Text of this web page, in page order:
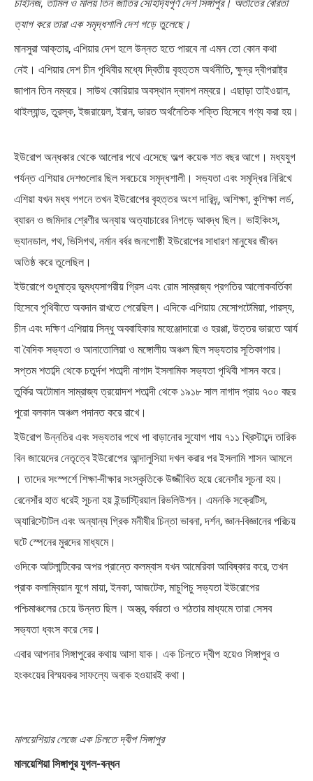
ব্রাজিল ও আর্জেন্টিনার কালো অধ্যায়:…
পৃথিবীতে বর্তমানে মোট দেশের সংখ্যা…
এশিয়ান সেঞ্চুরির দ্বৈরথ: চীন-ভারতের
বৈশ্বিক…
চাইনিজ, তামিল ও মালয় তিন জাতির সৌহার্দ্যপূর্ণ দেশ সিঙ্গাপুর। অতীতের বৈরিতা
ত্যাগ করে তারা এক সমৃদ্ধশালি দেশ গড়ে তুলেছে।
মানসুরা আক্তার, এশিয়ার দেশ হলে উন্নত হতে পারবে না এমন তো কোন কথা
নেই। এশিয়ার দেশ চীন পৃথিবীর মধ্যে দ্বিতীয় বৃহত্তম অর্থনীতি, ক্ষুদ্র দ্বীপরাষ্ট্র
জাপান তিন নম্বরে। সাউথ কোরিয়ার অবস্থান দ্বাদশ নম্বরে। এছাড়া তাইওয়ান,
থাইল্যান্ড, তুরস্ক, ইজরায়েল, ইরান, ভারত অর্থনৈতিক শক্তি হিসেবে গণ্য করা হয়।
ইউরোপ অন্ধকার থেকে আলোর পথে এসেছে অল্প কয়েক শত বছর আগে। মধ্যযুগ
পর্যন্ত এশিয়ার দেশগুলোর ছিল সবচেয়ে সমৃদ্ধশালী। সভ্যতা এবং সমৃদ্ধির নিরিখে
এশিয়া যখন মধ্য গগনে তখন ইউরোপের বৃহত্তর অংশ দারিদ্র্, অশিক্ষা, কুশিক্ষা লর্ড,
ব্যারন ও‌ জমিদার শ্রেণীর অন্যায় অত্যাচারের নিগড়ে আবদ্ধ ছিল। ভাইকিংস,
ভ্যানডাল, গথ, ভিসিগথ, নর্মান বর্বর জনগোষ্ঠী ইউরোপের সাধারণ মানুষের জীবন
অতিষ্ঠ করে তুলেছিল।
ইউরোপে শুধুমাত্র ভূমধ্যসাগরীয় গ্রিস এবং রোম সাম্রাজ্য প্রগতির আলোকবর্তিকা
হিসেবে পৃথিবীতে অবদান রাখতে পেরেছিল। এদিকে এশিয়ায় মেসোপটেমিয়া, পারস্য,
চীন এবং দক্ষিণ এশিয়ায় সিন্ধু অববাহিকার মহেঞ্জোদারো ও হরপ্পা, উত্তর ভারতে আর্য
বা বৈদিক সভ্যতা ও আনাতোলিয়া ও মঙ্গোলীয় অঞ্চল ছিল সভ্যতার সূতিকাগার।
সপ্তম শতাব্দি থেকে চতুর্দশ শতাব্দী নাগাদ ইসলামিক সভ্যতা পৃথিবী শাসন করে।
তুর্কির অটোমান সাম্রাজ্য ত্রয়োদশ শতাব্দী থেকে ১৯১৮ সাল নাগাদ প্রায় ৭০০ বছর
পুরো বলকান অঞ্চল পদানত করে রাখে।
ইউরোপ উন্নতির এবং সভ্যতার পথে পা বাড়ানোর সুযোগ পায় ৭১১ খ্রিস্টাব্দে তারিক
বিন জায়েদের নেতৃত্বে ইউরোপের আন্দালুসিয়া দখল করার পর ইসলামি শাসন আমলে
। তাদের সংস্পর্শে শিক্ষা-দীক্ষার সংস্কৃতিকে উজ্জীবিত হয়ে রেনেসাঁর সূচনা হয়।
রেনেসাঁর হাত ধরেই সূচনা হয় ইন্ডাস্ট্রিয়াল রিভলিউশন। এমনকি সক্রেটিস,
অ্যারিস্টোটল এবং অন্যান্য গ্রিক মনীষীর চিন্তা ভাবনা, দর্শন, জ্ঞান-বিজ্ঞানের পরিচয়
ঘটে স্পেনের মুরদের মাধ্যমে।
ওদিকে আটলান্টিকের অপর প্রান্তে কলম্বাস যখন আমেরিকা আবিষ্কার করে, তখন
প্রাক কলাম্বিয়ান যুগে মায়া, ইনকা, আজটেক, মাচুপিচু সভ্যতা ইউরোপের
পশ্চিমাঞ্চলের চেয়ে উন্নত ছিল। অস্ত্র, বর্বরতা ও শঠতার মাধ্যমে তারা সেসব
সভ্যতা ধ্বংস করে দেয়।
এবার আপনার সিঙ্গাপুরের কথায় আসা যাক। এক চিলতে দ্বীপ হয়েও সিঙ্গাপুর ও
হংকংয়ের বিস্ময়কর সাফল্যে অবাক হওয়ারই কথা।
মালয়েশিয়ার লেজে এক চিলতে দ্বীপ সিঙ্গাপুর
মালয়েশিয়া সিঙ্গাপুর যুগল-বন্ধন